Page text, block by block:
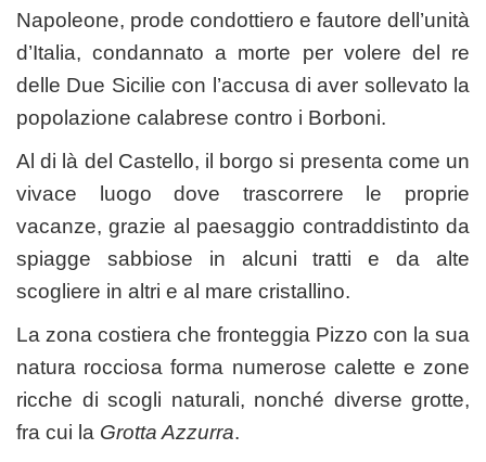
Napoleone, prode condottiero e fautore dell’unità
d’Italia, condannato a morte per volere del re
delle Due Sicilie con l’accusa di aver sollevato la
popolazione calabrese contro i Borboni.
Al di là del Castello, il borgo si presenta come un
vivace luogo dove trascorrere le proprie
vacanze, grazie al paesaggio contraddistinto da
spiagge sabbiose in alcuni tratti e da alte
scogliere in altri e al mare cristallino.
La zona costiera che fronteggia Pizzo con la sua
natura rocciosa forma numerose calette e zone
ricche di scogli naturali, nonché diverse grotte,
fra cui la Grotta Azzurra.